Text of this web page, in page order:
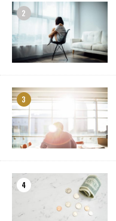
2
3
4